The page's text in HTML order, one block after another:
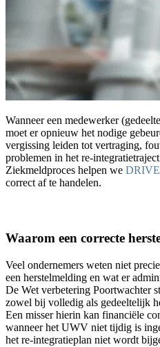
Wanneer een medewerker
moet er opnieuw het nodige
vergissing leiden tot vertraging,
problemen in het re‑
Ziekmeldproces helpen we DRIVE
correct af te handelen.
Waarom een correcte
Veel ondernemers weten niet
een herstelmelding en wat er
De Wet verbetering Poortwachter
zowel bij volledig als gedeeltelijk
Een misser hierin kan financiële
wanneer het UWV niet tijdig is
het re‑integratieplan niet wordt